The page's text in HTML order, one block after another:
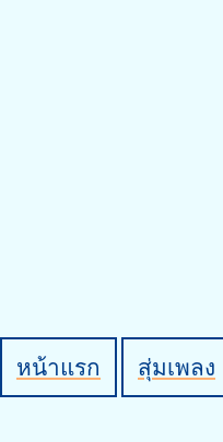
หน้าแรก สุ่มเพลง